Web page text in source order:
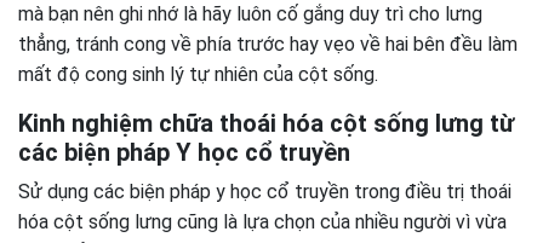
mà bạn nên ghi nhớ là hãy luôn cố gắng duy trì cho lưng
thẳng, tránh cong về phía trước hay vẹo về hai bên đều làm
mất độ cong sinh lý tự nhiên của cột sống.
Kinh nghiệm chữa thoái hóa cột sống lưng từ
các biện pháp Y học cổ truyền
Sử dụng các biện pháp y học cổ truyền trong điều trị thoái
hóa cột sống lưng cũng là lựa chọn của nhiều người vì vừa